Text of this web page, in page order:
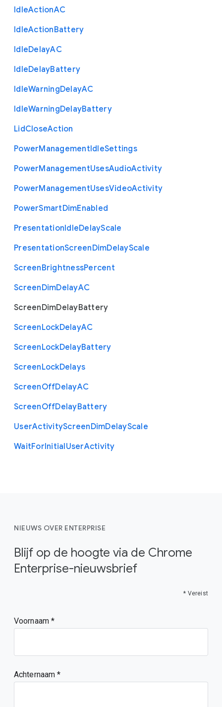
IdleActionAC
IdleActionBattery
IdleDelayAC
IdleDelayBattery
IdleWarningDelayAC
IdleWarningDelayBattery
LidCloseAction
PowerManagementIdleSettings
PowerManagementUsesAudioActivity
PowerManagementUsesVideoActivity
PowerSmartDimEnabled
PresentationIdleDelayScale
PresentationScreenDimDelayScale
ScreenBrightnessPercent
ScreenDimDelayAC
ScreenDimDelayBattery
ScreenLockDelayAC
ScreenLockDelayBattery
ScreenLockDelays
ScreenOffDelayAC
ScreenOffDelayBattery
UserActivityScreenDimDelayScale
WaitForInitialUserActivity
NIEUWS OVER ENTERPRISE
Blijf op de hoogte via de Chrome
Enterprise-nieuwsbrief
* Vereist
Voornaam
Achternaam